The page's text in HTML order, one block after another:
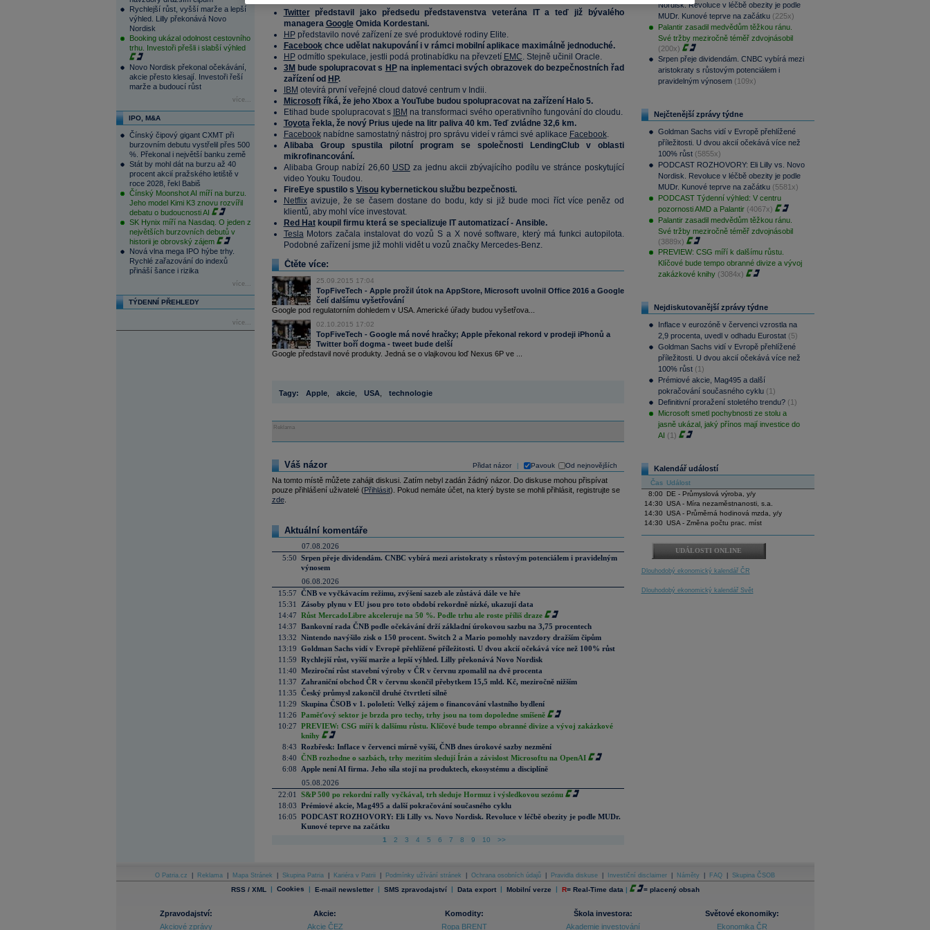
Rychlejší růst, vyšší marže a lepší
výhled. Lilly překonává Novo
Nordisk
Booking ukázal odolnost cestovního
trhu. Investoři přešli i slabší výhled
Novo Nordisk překonal očekávání,
akcie přesto klesají. Investoři řeší
marže a budoucí růst
více...
IPO, M&A
Čínský čipový gigant CXMT při
burzovním debutu vystřelil přes 500
%. Překonal i největší banku země
Stát by mohl dát na burzu až 40
procent akcií pražského letiště v
roce 2028, řekl Babiš
Čínský Moonshot AI míří na burzu.
Jeho model Kimi K3 znovu rozvířil
debatu o budoucnosti AI
SK Hynix míří na Nasdaq. O jeden z
největších burzovních debutů v
historii je obrovský zájem
Nová vlna mega IPO hýbe trhy.
Rychlé zařazování do indexů
přináší šance i rizika
více...
TÝDENNÍ PŘEHLEDY
více...
Twitterpředstavil jako předsedu představenstva veterána IT a teď již bývalého
managera GoogleOmida Kordestani.
HPpředstavilo nové zařízení ze své produktové rodiny Elite.
Facebookchce udělat nakupování i v rámci mobilní aplikace maximálně jednoduché.
HPodmítlo spekulace, jestli podá protinabídku na převzetí EMC. Stejně učinil Oracle.
3M bude spolupracovat s HPna inplementaci svých obrazovek do bezpečnostních řad
zařízení od HP.
IBM otevírá první veřejné cloud datové centrum v Indii.
Microsoftříká, že jeho Xbox a YouTube budou spolupracovat na zařízení Halo 5.
Etihad bude spolupracovat s IBM na transformaci svého operativního fungování do cloudu.
Toyotařekla, že nový Prius ujede na litr paliva 40 km. Teď zvládne 32,6 km.
Facebooknabídne samostatný nástroj pro správu videí v rámci své aplikace Facebook.
Alibaba Group spustila pilotní program se společnosti LendingClub v oblasti
mikrofinancování.
Alibaba Group nabízí 26,60 USD za jednu akcii zbývajícího podílu ve stránce poskytující
video Youku Toudou.
FireEye spustilo s Visoukybernetickou službu bezpečnosti.
Netflixavizuje, že se časem dostane do bodu, kdy si již bude moci říct více peněz od
klientů, aby mohl více investovat.
Red Hatkoupil firmu která se specializuje IT automatizací - Ansible.
TeslaMotors začala instalovat do vozů S a X nové software, který má funkci autopilota.
Podobné zařízení jsme již mohli vidět u vozů značky Mercedes-Benz.
Čtěte více:
25.09.2015 17:04
TopFiveTech - Apple prožil útok na AppStore, Microsoft uvolnil Office 2016 a Google
čelí dalšímu vyšetřování
Google pod regulatorním dohledem v USA. Americké úřady budou vyšetřova...
02.10.2015 17:02
TopFiveTech - Google má nové hračky; Apple překonal rekord v prodeji iPhonů a
Twitter boří dogma - tweet bude delší
Google představil nové produkty. Jedná se o vlajkovou loď Nexus 6P ve ...
Tagy: Apple, akcie, USA technologie
Reklama
Přidat názor Pavouk Od nejnovějších
Váš názor
Na tomto místě můžete zahájit diskusi. Zatím nebyl zadán žádný názor. Do diskuse mohou přispívat
pouze přihlášení uživatelé (Přihlásit). Pokud nemáte účet, na který byste se mohli přihlásit, registrujte se
zde.
Aktuální komentáře
07.08.2026
5:50 Srpen přeje dividendám. CNBC vybírá mezi aristokraty s růstovým potenciálem i pravidelným
výnosem
06.08.2026
15:57 ČNB ve vyčkávacím režimu, zvýšení sazeb ale zůstává dále ve hře
15:31
Zásoby plynu v EU jsou pro toto období rekordně nízké, ukazují data
14:47 Růst MercadoLibre akceleruje na 50 %. Podle trhu ale roste příliš draze
14:37 Bankovní rada ČNB podle očekávání drží základní úrokovou sazbu na 3,75 procentech
13:32 Nintendo navýšilo zisk o 150 procent. Switch 2 a Mario pomohly navzdory dražším čipům
13:19 Goldman Sachs vidí v Evropě přehlížené příležitosti. U dvou akcií očekává více než 100% růst
11:59 Rychlejší růst, vyšší marže a lepší výhled. Lilly překonává Novo Nordisk
11:40 Meziroční růst stavební výroby v ČR v červnu zpomalil na dvě procenta
11:37
Zahraniční obchod ČR v červnu skončil přebytkem 15,5 mld. Kč, meziročně nižším
11:35 Český průmysl zakončil druhé čtvrtletí silně
11:29 Skupina ČSOB v 1. pololetí: Velký zájem o financování vlastního bydlení
11:26 Paměťový sektor je brzda pro techy, trhy jsou na tom dopoledne smíšeně
10:27 PREVIEW: CSG míří k dalšímu růstu. Klíčové bude tempo obranné divize a vývoj zakázkové
knihy
8:43 Rozbřesk: Inflace v červenci mírně vyšší, ČNB dnes úrokové sazby nezmění
8:40 ČNB rozhodne o sazbách, trhy mezitím sledují Írán a závislost Microsoftu na OpenAI
6:08
Apple není AI firma. Jeho síla stojí na produktech, ekosystému a disciplíně
05.08.2026
22:01
S&P 500 po rekordní rally vyčkával, trh sleduje Hormuz i výsledkovou sezónu
18:03 Prémiové akcie, Mag495 a další pokračování současného cyklu
16:05 PODCAST ROZHOVORY: Eli Lilly vs. Novo Nordisk. Revoluce v léčbě obezity je podle MUDr.
Kunové teprve na začátku
1 2 3 4 5 6 7 8 9 10 >>
Nordisk. Revoluce v léčbě obezity je podle
MUDr. Kunové teprve na začátku (225x)
Palantir zasadil medvědům těžkou ránu.
Své tržby meziročně téměř zdvojnásobil
(200x)
Srpen přeje dividendám. CNBC vybírá mezi
aristokraty s růstovým potenciálem i
pravidelným výnosem (109x)
Nejčtenější zprávy týdne
Goldman Sachs vidí v Evropě přehlížené
příležitosti. U dvou akcií očekává více než
100% růst (5855x)
PODCAST ROZHOVORY: Eli Lilly vs. Novo
Nordisk. Revoluce v léčbě obezity je podle
MUDr. Kunové teprve na začátku (5581x)
PODCAST Týdenní výhled: V centru
pozornosti AMD a Palantir (4067x)
Palantir zasadil medvědům těžkou ránu.
Své tržby meziročně téměř zdvojnásobil
(3889x)
PREVIEW: CSG míří k dalšímu růstu.
Klíčové bude tempo obranné divize a vývoj
zakázkové knihy (3084x)
Nejdiskutovanější zprávy týdne
Inflace v eurozóně v červenci vzrostla na
2,9 procenta, uvedl v odhadu Eurostat (5)
Goldman Sachs vidí v Evropě přehlížené
příležitosti. U dvou akcií očekává více než
100% růst (1)
Prémiové akcie, Mag495 a další
pokračování současného cyklu (1)
Definitivní proražení stoletého trendu? (1)
Microsoft smetl pochybnosti ze stolu a
jasně ukázal, jaký přínos mají investice do
AI (1)
Kalendář událostí
Čas Událost
8:00
DE - Průmyslová výroba, y/y
14:30 USA - Míra nezaměstnanosti, s.a.
14:30 USA - Průměrná hodinová mzda, y/y
14:30 USA - Změna počtu prac. míst
UDÁLOSTI ONLINE
Dlouhodobý ekonomický kalendář ČR
Dlouhodobý ekonomický kalendář Svět
O Patria.cz Reklama Mapa Stránek Skupina Patria Kariéra v Patrii Podmínky užívání stránek Ochrana osobních údajů Pravidla diskuse Investiční disclaimer Náměty FAQ Skupina ČSOB
RSS / XML | Cookies | E-mail newsletter | SMS zpravodajství | Data export | Mobilní verze | R= Real-Time data | = placený obsah
Zpravodajství:
Akciové zprávy
Akcie:
Akcie ČEZ
Komodity:
Ropa BRENT
Škola investora:
Akademie investování
Světové ekonomiky:
Ekonomika ČR